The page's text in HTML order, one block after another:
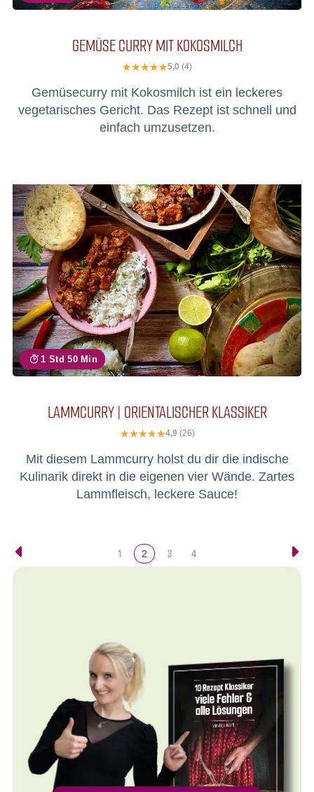
GEMÜSE CURRY MIT KOKOSMILCH
5,0 (4)
Gemüsecurry mit Kokosmilch ist ein leckeres
vegetarisches Gericht. Das Rezept ist schnell und
einfach umzusetzen.
1 Std 50 Min
LAMMCURRY | ORIENTALISCHER KLASSIKER
4,9 (26)
Mit diesem Lammcurry holst du dir die indische
Kulinarik direkt in die eigenen vier Wände. Zartes
Lammfleisch, leckere Sauce!
1 2 3 4